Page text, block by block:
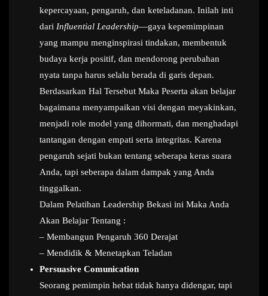
kepercayaan, pengaruh, dan keteladanan. Inilah inti
dari Influential Leadership—gaya kepemimpinan
yang mampu menginspirasi tindakan, membentuk
budaya kerja positif, dan mendorong perubahan
nyata tanpa harus selalu berada di garis depan.
Berdasarkan Hal Tersebut Maka Peserta akan belajar
bagaimana menyampaikan visi dengan meyakinkan,
menjadi role model yang dihormati, dan menghadapi
tantangan dengan empati serta integritas. Karena
pengaruh sejati bukan tentang seberapa keras suara
Anda, tapi seberapa dalam dampak yang Anda
tinggalkan.
Dalam Pelatihan Leadership Bekasi ini Maka Anda
Akan Belajar Tentang :
– Membangun Pengaruh 360 Derajat
– Mendidik & Menetapkan Teladan
Persuasive Comunication
Seorang pemimpin hebat tidak hanya didengar, tapi